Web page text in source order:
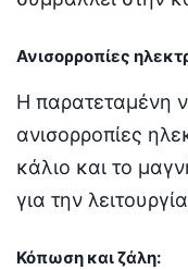
Ανισορροπίες
Η παρατεταμένη
ανισορροπίες
κάλιο και το
για την
Κόπωση και ζάλη: